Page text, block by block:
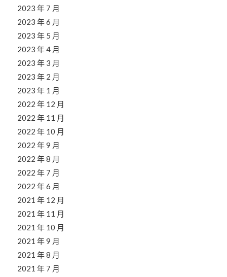
2023 年 7 月
2023 年 6 月
2023 年 5 月
2023 年 4 月
2023 年 3 月
2023 年 2 月
2023 年 1 月
2022 年 12 月
2022 年 11 月
2022 年 10 月
2022 年 9 月
2022 年 8 月
2022 年 7 月
2022 年 6 月
2021 年 12 月
2021 年 11 月
2021 年 10 月
2021 年 9 月
2021 年 8 月
2021 年 7 月